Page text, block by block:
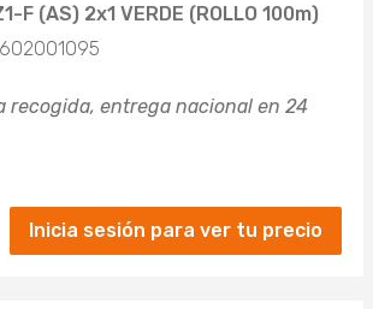
F (AS) 2x1 VERDE (ROLLO 100m)
recogida, entrega nacional en 24
Inicia sesión para ver tu precio